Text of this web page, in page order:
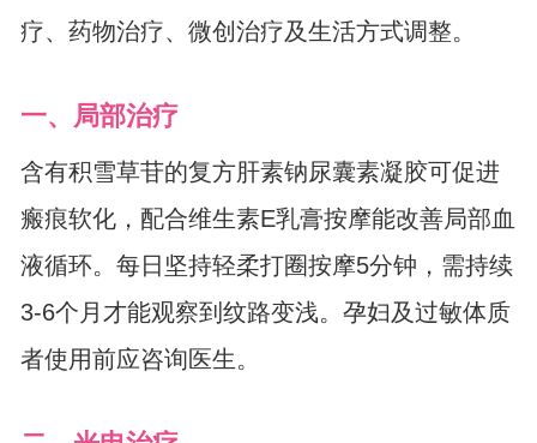
疗、药物治疗、微创治疗及生活方式调整。
一、局部治疗
含有积雪草苷的复方肝素钠尿囊素凝胶可促进
瘢痕软化，配合维生素E乳膏按摩能改善局部血
液循环。每日坚持轻柔打圈按摩5分钟，需持续
3-6个月才能观察到纹路变浅。孕妇及过敏体质
者使用前应咨询医生。